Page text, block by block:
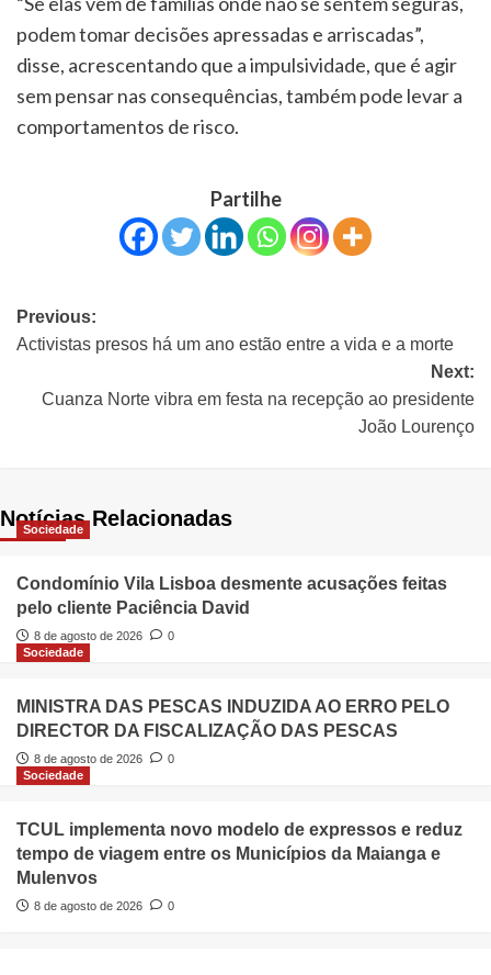
podem tomar decisões apressadas e arriscadas”,
disse, acrescentando que a impulsividade, que é agir
sem pensar nas consequências, também pode levar a
comportamentos de risco.
Partilhe
Previous:
Activistas presos há um ano estão entre a vida e a morte
Next:
Cuanza Norte vibra em festa na recepção ao presidente
João Lourenço
Notícias Relacionadas
Sociedade
Condomínio Vila Lisboa desmente acusações feitas
pelo cliente Paciência David
8 de agosto de 2026
0
Sociedade
MINISTRA DAS PESCAS INDUZIDA AO ERRO PELO
DIRECTOR DA FISCALIZAÇÃO DAS PESCAS
8 de agosto de 2026
0
Sociedade
TCUL implementa novo modelo de expressos e reduz
tempo de viagem entre os Municípios da Maianga e
Mulenvos
8 de agosto de 2026 0